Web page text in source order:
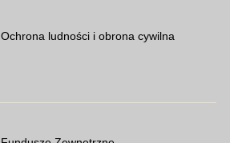
Ochrona ludności i obrona cywilna